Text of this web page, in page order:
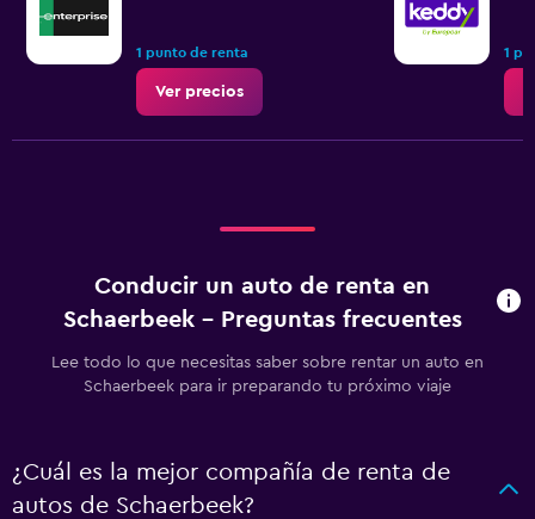
1 punto de renta
Ver precios
1
Conducir un auto de renta en
Schaerbeek - Preguntas frecuentes
Lee todo lo que necesitas saber sobre rentar un auto en
Schaerbeek para ir preparando tu próximo viaje
¿Cuál es la mejor compañía de renta de
autos de Schaerbeek?